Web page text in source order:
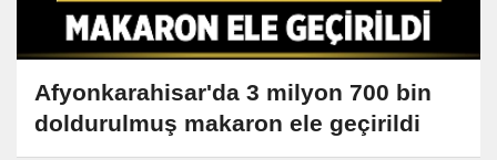
Afyonkarahisar'da 3 milyon 700 bin
doldurulmuş makaron ele geçirildi